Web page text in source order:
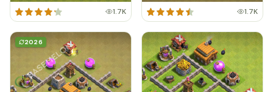
1.7K 1.7K
2026